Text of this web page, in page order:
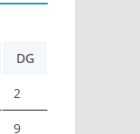
DG
2
9